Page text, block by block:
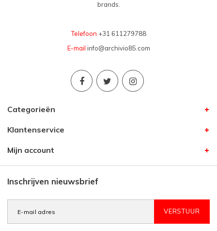
brands.
Telefoon +31 611279788
E-mail info@archivio85.com
Categorieën
Klantenservice
Mijn account
Inschrijven nieuwsbrief
VERSTUUR